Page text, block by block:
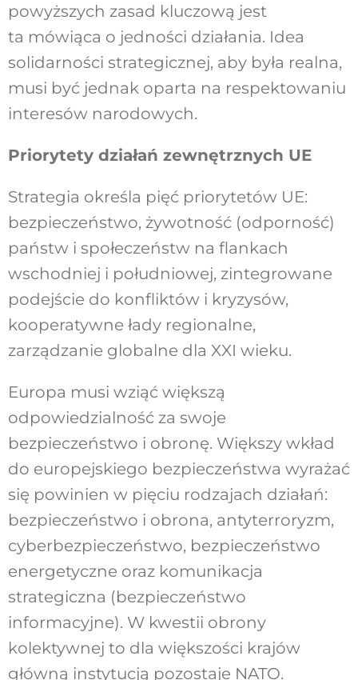
powyższych zasad kluczową jest
ta mówiąca o jedności działania. Idea
solidarności strategicznej, aby była realna,
musi być jednak oparta na respektowaniu
interesów narodowych.
Priorytety działań zewnętrznych UE
Strategia określa pięć priorytetów UE:
bezpieczeństwo, żywotność (odporność)
państw i społeczeństw na flankach
wschodniej i południowej, zintegrowane
podejście do konfliktów i kryzysów,
kooperatywne łady regionalne,
zarządzanie globalne dla XXI wieku.
Europa musi wziąć większą
odpowiedzialność za swoje
bezpieczeństwo i obronę. Większy wkład
do europejskiego bezpieczeństwa wyrażać
się powinien w pięciu rodzajach działań:
bezpieczeństwo i obrona, antyterroryzm,
cyberbezpieczeństwo, bezpieczeństwo
energetyczne oraz komunikacja
strategiczna (bezpieczeństwo
informacyjne). W kwestii obrony
kolektywnej to dla większości krajów
główną instytucją pozostaje NATO.